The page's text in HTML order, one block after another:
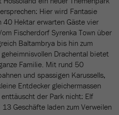
Hier wird Fantasie
40 Hektar erwarten Gäste vier
Fischerdorf Syrenka Town über
Baltambrya bis hin zum
Drachental bietet
Familie. Mit rund 50
und spassigen Karussells,
Entdecker gleichermassen
der Park nicht: Elf
Geschäfte laden zum Verweilen